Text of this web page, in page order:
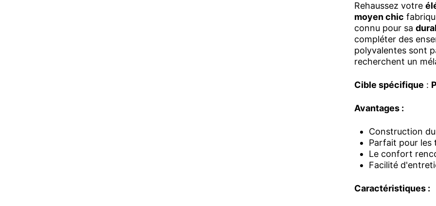
Rehaussez votre
moyen chic
connu pour sa
compléter des
polyvalentes sont
recherchent un
Cible spécifique :
Avantages :
Construction
Parfait pour les
Le confort
Facilité
Caractéristiques :